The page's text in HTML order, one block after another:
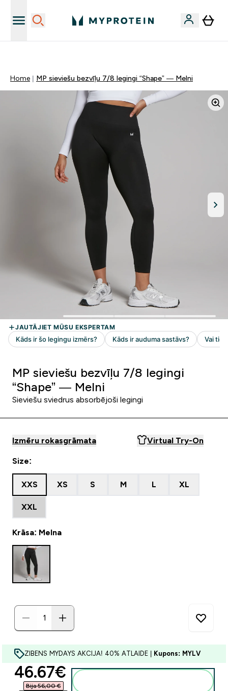
Home MP sieviešu bezvīļu 7/8 legingi “Shape” — Melni
MP sieviešu bezvīļu 7/8 legingi
“Shape” — Melni
Sieviešu sviedrus absorbējoši legingi
Izmēru rokasgrāmata Virtual Try-On
Size:
XXS XS S M L XL
XXL
Krāsa: Melna
ZIBENS MYDAYS AKCIJA! 40% ATLAIDE | Kupons: MYLV
discounted price
46.67€‎
Bija 56,00 €‎